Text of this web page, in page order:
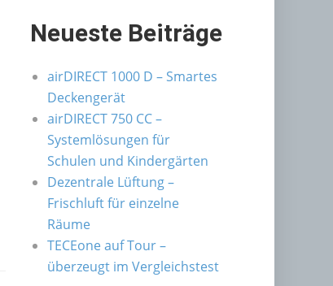
Neueste Beiträge
airDIRECT 1000 D – Smartes
Deckengerät
airDIRECT 750 CC –
Systemlösungen für
Schulen und Kindergärten
Dezentrale Lüftung –
Frischluft für einzelne
Räume
TECEone auf Tour –
überzeugt im Vergleichstest